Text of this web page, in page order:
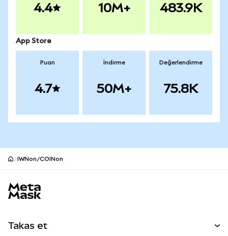
4.4 10M+ 483.9K
App Store
Puan
4.7
İndirme
50M+
Değerlendirme
75.8K
IWNon/COINon
Takas et